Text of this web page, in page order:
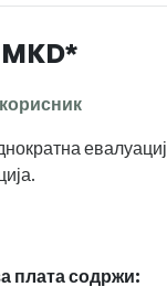
плата содржи: